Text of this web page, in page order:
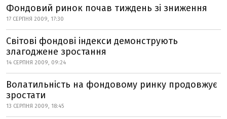
Фондовий ринок почав тиждень зі зниження
17 СЕРПНЯ 2009, 17:30
Світові фондові індекси демонструють
злагоджене зростання
14 СЕРПНЯ 2009, 09:24
Волатильність на фондовому ринку продовжує
зростати
13 СЕРПНЯ 2009, 18:45